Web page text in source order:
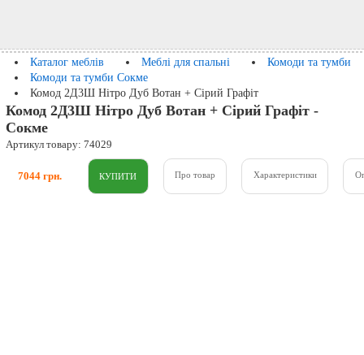
Каталог меблів Меблі для спальні
Комоди та тумби
Комоди та тумби Сокме
Комод 2Д3Ш Нітро Дуб Вотан + Сірий Графіт
Комод 2Д3Ш Нітро Дуб Вотан + Сірий Графіт -
Сокме
Артикул товару: 74029
7044 грн. Про товар Характеристики